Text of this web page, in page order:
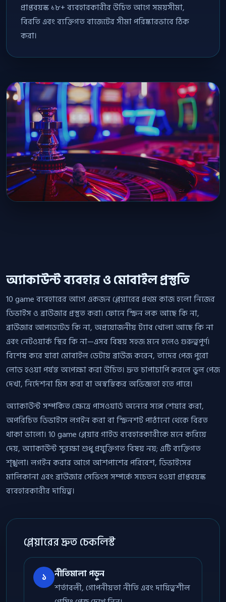
প্রাপ্তবয়স্ক ১৮+ ব্যবহারকারীর উচিত আগে সময়সীমা,
বিরতি এবং ব্যক্তিগত বাজেটের সীমা পরিষ্কারভাবে ঠিক
করা।
অ্যাকাউন্ট ব্যবহার ও মোবাইল প্রস্তুতি
10 game ব্যবহারের আগে একজন প্লেয়ারের প্রথম কাজ হলো নিজের
ডিভাইস ও ব্রাউজার প্রস্তুত করা। ফোনে স্ক্রিন লক আছে কি না,
ব্রাউজার আপডেটেড কি না, অপ্রয়োজনীয় ট্যাব খোলা আছে কি না
এবং নেটওয়ার্ক স্থির কি না—এসব বিষয় সহজ মনে হলেও গুরুত্বপূর্ণ।
বিশেষ করে যারা মোবাইল ডেটায় ব্রাউজ করেন, তাদের পেজ পুরো
লোড হওয়া পর্যন্ত অপেক্ষা করা উচিত। দ্রুত চাপাচাপি করলে ভুল পেজ
দেখা, নির্দেশনা মিস করা বা অস্বস্তিকর অভিজ্ঞতা হতে পারে।
অ্যাকাউন্ট সম্পর্কিত ক্ষেত্রে পাসওয়ার্ড অন্যের সঙ্গে শেয়ার করা,
অপরিচিত ডিভাইসে লগইন করা বা স্ক্রিনশট পাঠানো থেকে বিরত
থাকা ভালো। 10 game প্লেয়ার গাইড ব্যবহারকারীকে মনে করিয়ে
দেয়, অ্যাকাউন্ট সুরক্ষা শুধু প্রযুক্তিগত বিষয় নয়; এটি ব্যক্তিগত
শৃঙ্খলা। লগইন করার আগে আশপাশের পরিবেশ, ডিভাইসের
মালিকানা এবং ব্রাউজার সেভিংস সম্পর্কে সচেতন হওয়া প্রাপ্তবয়স্ক
ব্যবহারকারীর দায়িত্ব।
প্লেয়ারের দ্রুত চেকলিস্ট
১
নীতিমালা পড়ুন
শর্তাবলী, গোপনীয়তা নীতি এবং দায়িত্বশীল